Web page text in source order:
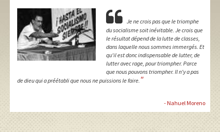
Je ne crois pas que le triomphe
du socialisme soit inévitable. Je crois que
le résultat dépend de la lutte de classes,
dans laquelle nous sommes immergés. Et
qu'il est donc indispensable de lutter, de
lutter avec rage, pour triompher. Parce
que nous pouvons triompher. Il n'y a pas
de dieu qui a préétabli que nous ne puissions le faire. "
- Nahuel Moreno